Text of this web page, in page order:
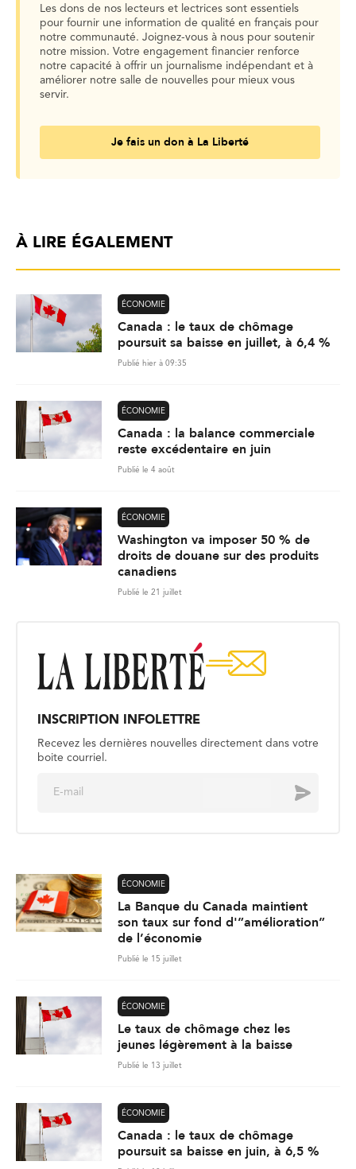
Les dons de nos lecteurs et lectrices sont essentiels
pour fournir une information de qualité en français pour
notre communauté. Joignez-vous à nous pour soutenir
notre mission. Votre engagement financier renforce
notre capacité à offrir un journalisme indépendant et à
améliorer notre salle de nouvelles pour mieux vous
servir.
Je fais un don à La Liberté
À LIRE ÉGALEMENT
ÉCONOMIE
Canada : le taux de chômage
poursuit sa baisse en juillet, à 6,4 %
Publié hier à 09:35
ÉCONOMIE
Canada : la balance commerciale
reste excédentaire en juin
Publié le 4 août
ÉCONOMIE
Washington va imposer 50 % de
droits de douane sur des produits
canadiens
Publié le 21 juillet
INSCRIPTION INFOLETTRE
Recevez les dernières nouvelles directement dans votre
boite courriel.
Envoyer
ÉCONOMIE
La Banque du Canada maintient
son taux sur fond d'”amélioration”
de l’économie
Publié le 15 juillet
ÉCONOMIE
Le taux de chômage chez les
jeunes légèrement à la baisse
Publié le 13 juillet
ÉCONOMIE
Canada : le taux de chômage
poursuit sa baisse en juin, à 6,5 %